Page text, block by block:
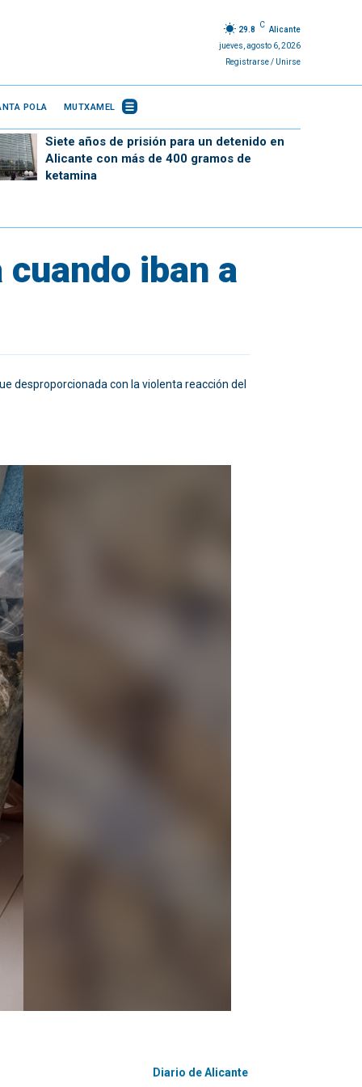
29.8
C
Alicante
jueves, agosto 6, 2026
Registrarse / Unirse
POLA MUTXAMEL
Siete años de prisión para un detenido en
Alicante con más de 400 gramos de
ketamina
iban a
desproporcionada con la violenta reacción del
Diario de Alicante